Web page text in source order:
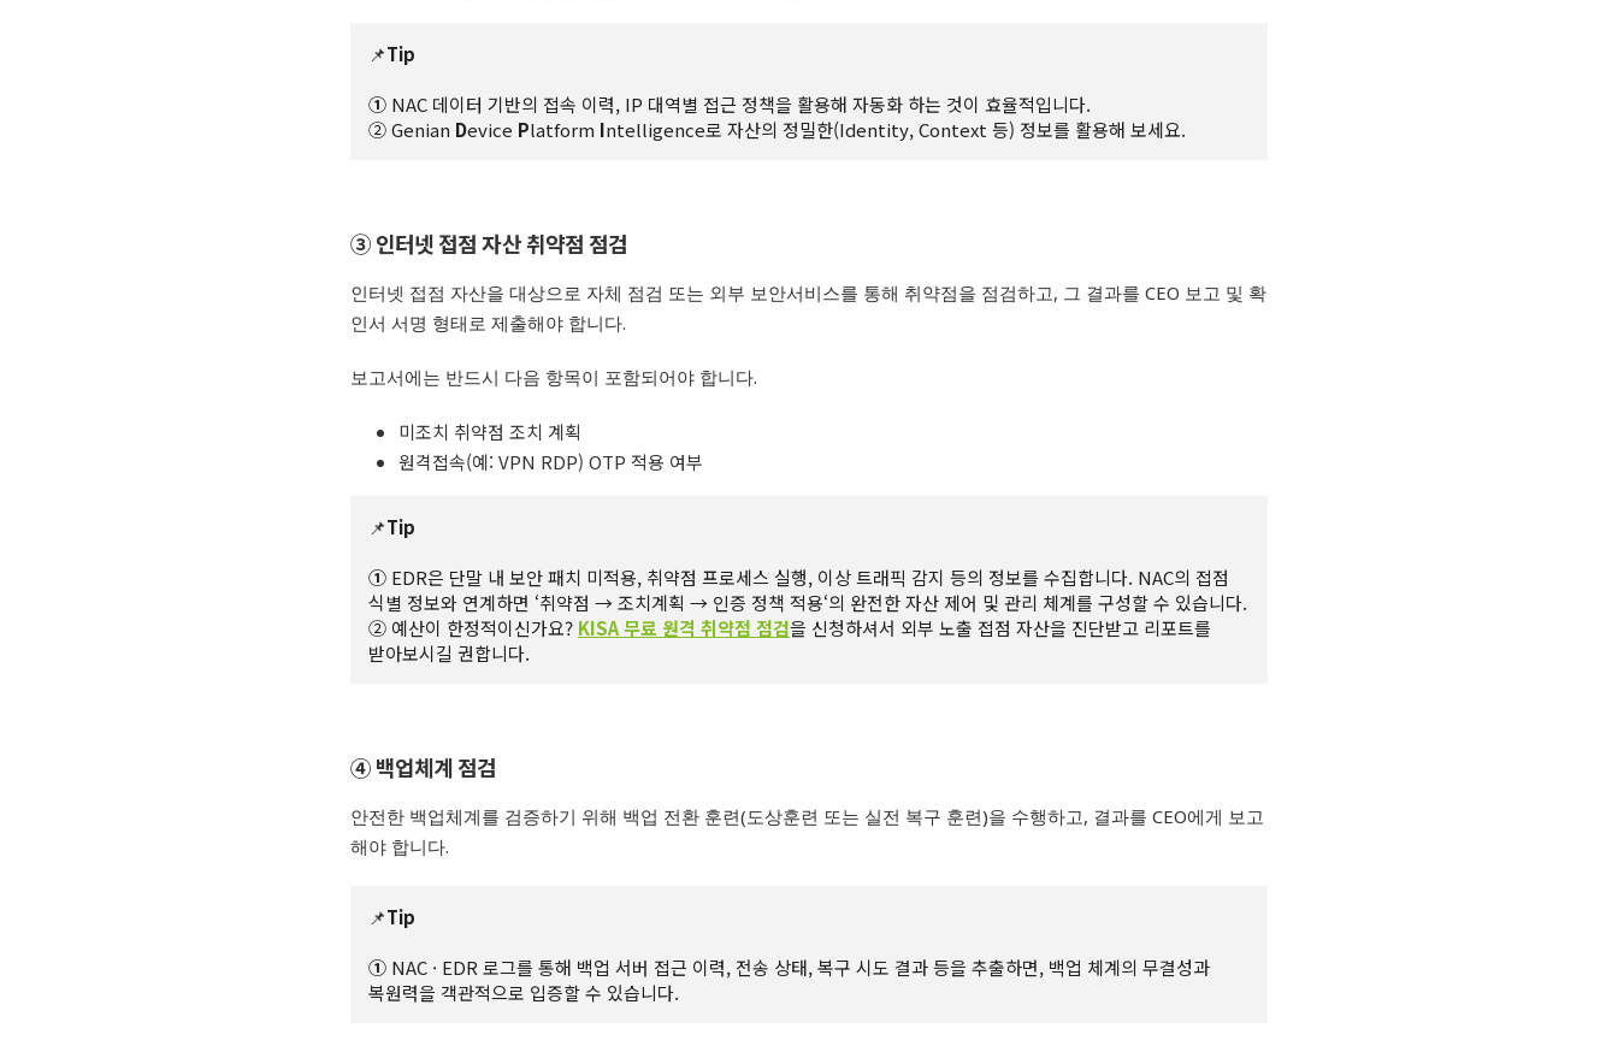
📌Tip
① NAC 데이터 기반의 접속 이력, IP 대역별 접근 정책을 활용해 자동화 하는 것이 효율적입니다.
② Genian Device Platform Intelligence로 자산의 정밀한(Identity, Context 등) 정보를 활용해 보세요.
③ 인터넷 접점 자산 취약점 점검
인터넷 접점 자산을 대상으로 자체 점검 또는 외부 보안서비스를 통해 취약점을 점검하고, 그 결과를 CEO 보고 및 확
인서 서명 형태로 제출해야 합니다.
보고서에는 반드시 다음 항목이 포함되어야 합니다.
미조치 취약점 조치 계획
원격접속(예: VPN RDP) OTP 적용 여부
📌Tip
① EDR은 단말 내 보안 패치 미적용, 취약점 프로세스 실행, 이상 트래픽 감지 등의 정보를 수집합니다. NAC의 접점
식별 정보와 연계하면 ‘취약점 → 조치계획 → 인증 정책 적용‘의 완전한 자산 제어 및 관리 체계를 구성할 수 있습니다.
② 예산이 한정적이신가요? KISA무료 원격 취약점 점검을 신청하셔서 외부 노출 접점 자산을 진단받고 리포트를
받아보시길 권합니다.
④ 백업체계 점검
안전한 백업체계를 검증하기 위해 백업 전환 훈련(도상훈련 또는 실전 복구 훈련)을 수행하고, 결과를 CEO에게 보고
해야 합니다.
📌Tip
① NAC · EDR 로그를 통해 백업 서버 접근 이력, 전송 상태, 복구 시도 결과 등을 추출하면, 백업 체계의 무결성과
복원력을 객관적으로 입증할 수 있습니다.